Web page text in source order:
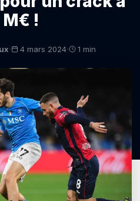
!
· 4 mars 2024· 1 min